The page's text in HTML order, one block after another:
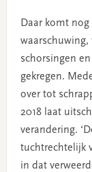
Daar komt
waarschuwing,
schorsingen
gekregen.
over tot
2018 laat
verandering.
tuchtrechtelijk
in dat